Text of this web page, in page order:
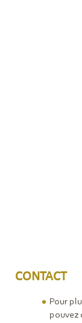
CONTACT
Pour
pouvez